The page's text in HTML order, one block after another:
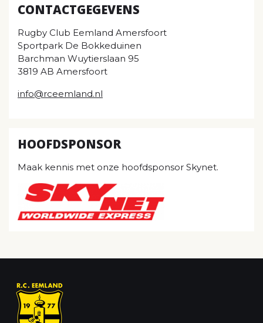
CONTACTGEGEVENS
Rugby Club Eemland Amersfoort
Sportpark De Bokkeduinen
Barchman Wuytierslaan 95
3819 AB Amersfoort
info@rceemland.nl
HOOFDSPONSOR
Maak kennis met onze hoofdsponsor Skynet.